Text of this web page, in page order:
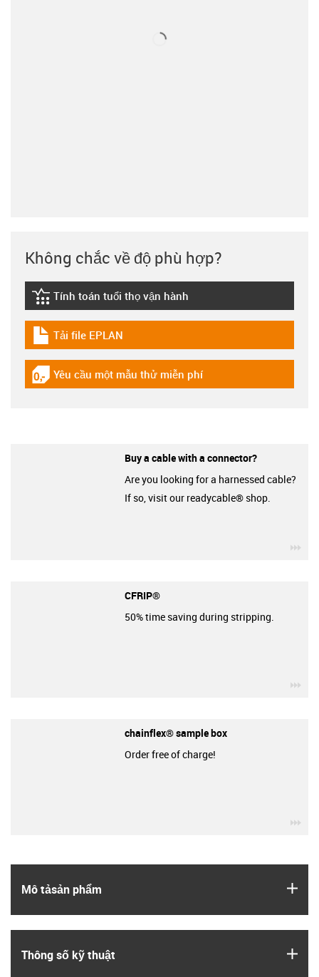
Mô tả­sản phẩm
Thông số kỹ thuật
Không chắc về độ phù hợp?
igus-icon-lebensdauerrechner
Tính toán tuổi thọ vận hành
igus-icon-download-plan
Tải file EPLAN
igus-icon-gratismuster
Yêu cầu một mẫu thử miễn phí
Buy a cable with a connector?
Are you looking for a harnessed cable?
If so, visit our readycable® shop.
CFRIP®
50% time saving during stripping.
chainflex® sample box
Order free of charge!